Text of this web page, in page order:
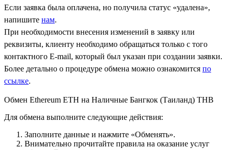
Если заявка была оплачена, но получила статус «удалена»,
напишите нам.
При необходимости внесения изменений в заявку или
реквизиты, клиенту необходимо обращаться только с того
контактного Е-mail, который был указан при создании заявки.
Более детально о процедуре обмена можно ознакомится по
ссылке.
Обмен Ethereum ETH на Наличные Бангкок (Таиланд) THB
Для обмена выполните следующие действия:
Заполните данные и нажмите «Обменять».
Внимательно прочитайте правила на оказание услуг